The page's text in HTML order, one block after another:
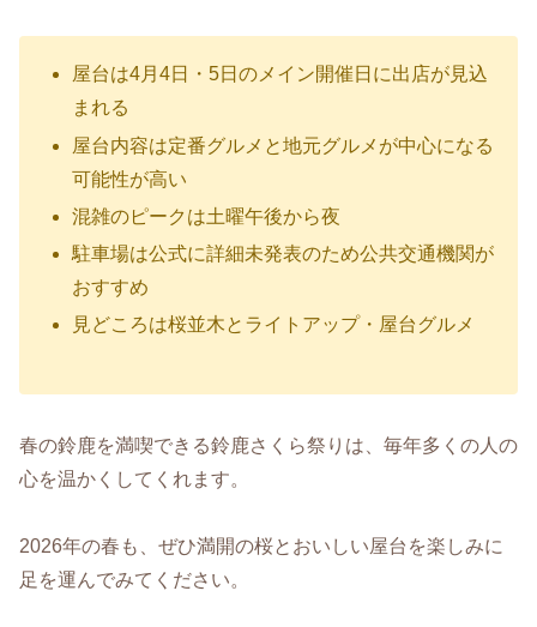
屋台は4月4日・5日のメイン開催日に出店が見込
まれる
屋台内容は定番グルメと地元グルメが中心になる
可能性が高い
混雑のピークは土曜午後から夜
駐車場は公式に詳細未発表のため公共交通機関が
おすすめ
見どころは桜並木とライトアップ・屋台グルメ
春の鈴鹿を満喫できる鈴鹿さくら祭りは、毎年多くの人の
心を温かくしてくれます。
2026年の春も、ぜひ満開の桜とおいしい屋台を楽しみに
足を運んでみてください。